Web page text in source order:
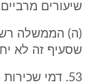
שיעורים
(ה) הממשלה
שסעיף זה לא
53. דמי שכירות מוסכמים (תיקון התשמ"ג)